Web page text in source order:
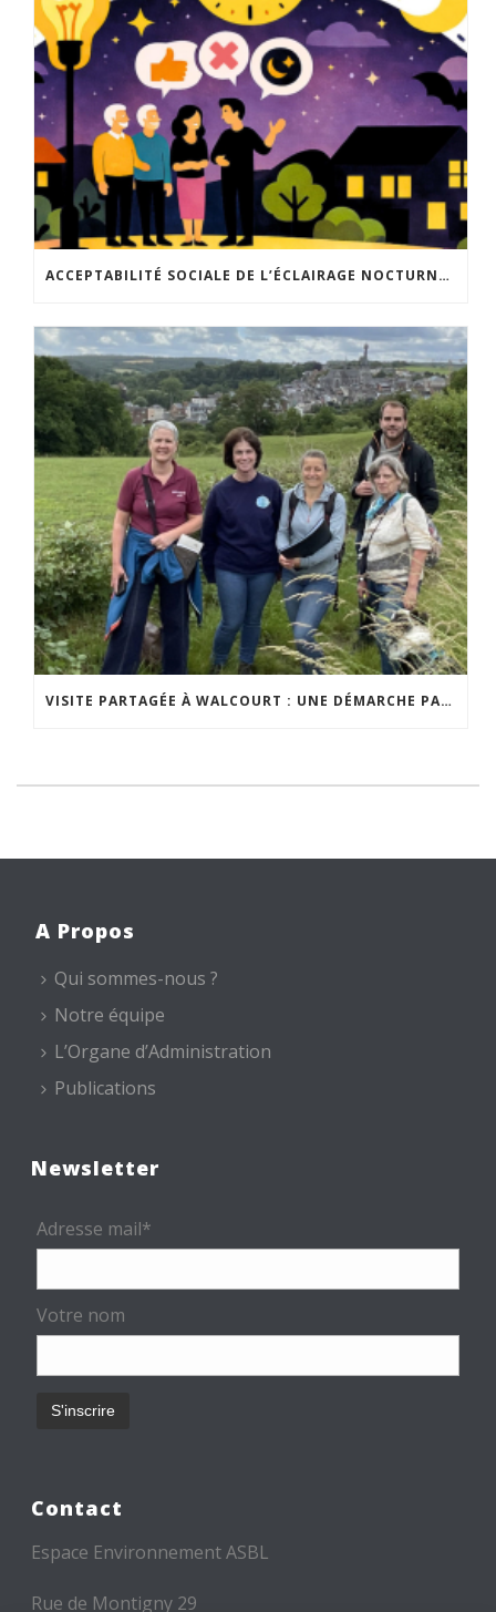
ACCEPTABILITÉ SOCIALE DE L’ÉCLAIRAGE NOCTURNE : LE REPLAY EST DISPONIBLE
VISITE PARTAGÉE À WALCOURT : UNE DÉMARCHE PARTICIPATIVE ANIMÉE PAR ESPACE ENVIRONNEMENT
A Propos
Qui sommes-nous ?
Notre équipe
L’Organe d’Administration
Publications
Newsletter
Adresse mail*
Votre nom
Contact
Espace Environnement ASBL
Rue de Montigny 29